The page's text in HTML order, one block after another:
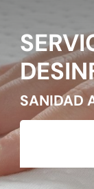
SANIDAD